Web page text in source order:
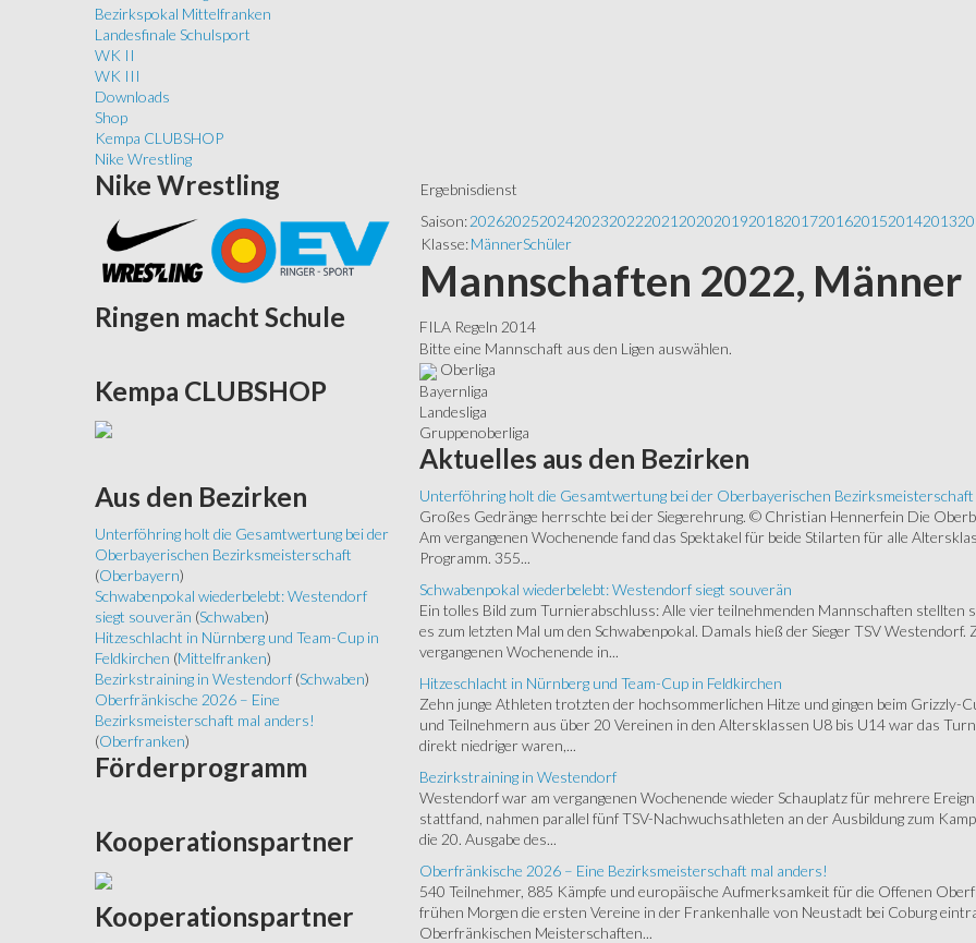
Bezirkspokal Mittelfranken
Landesfinale Schulsport
WK II
WK III
Downloads
Shop
Kempa CLUBSHOP
Nike Wrestling
Ergebnisdienst
Saison: 202620252024202320222021 20202019201820172016201520142013
Klasse: MännerSchüler
Mannschaften 2022, Männer
FILA Regeln 2014
Bitte eine Mannschaft aus den Ligen auswählen.
Oberliga
Bayernliga
Landesliga
Gruppenoberliga
Aktuelles aus den Bezirken
Unterföhring holt die Gesamtwertung bei der Oberbayerischen Bezirksmeisterschaft
Großes Gedränge herrschte bei der Siegerehrung. © Christian Hennerfein Die
Am vergangenen Wochenende fand das Spektakel für beide Stilarten für alle
Programm. 355...
Schwabenpokal wiederbelebt: Westendorf siegt souverän
Ein tolles Bild zum Turnierabschluss: Alle vier teilnehmenden Mannschaften stellten
es zum letzten Mal um den Schwabenpokal. Damals hieß der Sieger TSV
vergangenen Wochenende in...
Hitzeschlacht in Nürnberg und Team-Cup in Feldkirchen
Zehn junge Athleten trotzten der hochsommerlichen Hitze und gingen beim Grizzly-
und Teilnehmern aus über 20 Vereinen in den Altersklassen U8 bis U14 war das
direkt niedriger waren,...
Bezirkstraining in Westendorf
Westendorf war am vergangenen Wochenende wieder Schauplatz für mehrere
stattfand, nahmen parallel fünf TSV-Nachwuchsathleten an der Ausbildung zum
die 20. Ausgabe des...
Oberfränkische 2026 – Eine Bezirksmeisterschaft mal anders!
540 Teilnehmer, 885 Kämpfe und europäische Aufmerksamkeit für die Offenen
frühen Morgen die ersten Vereine in der Frankenhalle von Neustadt bei Coburg
Oberfränkischen Meisterschaften...
Nike Wrestling
Ringen macht Schule
Kempa CLUBSHOP
Aus den Bezirken
Unterföhring holt die Gesamtwertung bei der
Oberbayerischen Bezirksmeisterschaft
(Oberbayern)
Schwabenpokal wiederbelebt: Westendorf
siegt souverän (Schwaben)
Hitzeschlacht in Nürnberg und Team-Cup in
Feldkirchen (Mittelfranken)
Bezirkstraining in Westendorf (Schwaben)
Oberfränkische 2026 – Eine
Bezirksmeisterschaft mal anders!
(Oberfranken)
Förderprogramm
Kooperationspartner
Kooperationspartner